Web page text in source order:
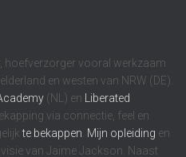
hoefverzorger vooral werkzaam
en westen van NRW (DE).
(NL) en
Liberated
via connectie, feel en
te bekappen Mijn opleiding en
van Jaime Jackson. Naast